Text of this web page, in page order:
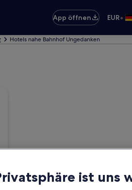
App öffnen
EUR•
Hotels nahe Bahnhof Ungedanken
ist uns